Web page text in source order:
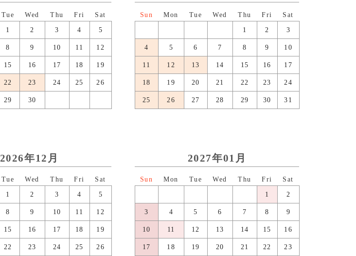
1 2 3 4 5
8 9 10 11 12
15 16 17 18 19
22 23 24 25 26
29 30
1 2 3
4 5 6 7 8 9 10
11 12 13 14 15 16 17
18 19 20 21 22 23 24
25 26 27 28 29 30 31
2026年12月
1 2 3 4 5
8 9 10 11 12
15 16 17 18 19
22 23 24 25 26
2027年01月
1 2
3 4 5 6 7 8 9
10 11 12 13 14 15 16
17 18 19 20 21 22 23